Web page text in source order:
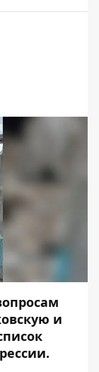
и